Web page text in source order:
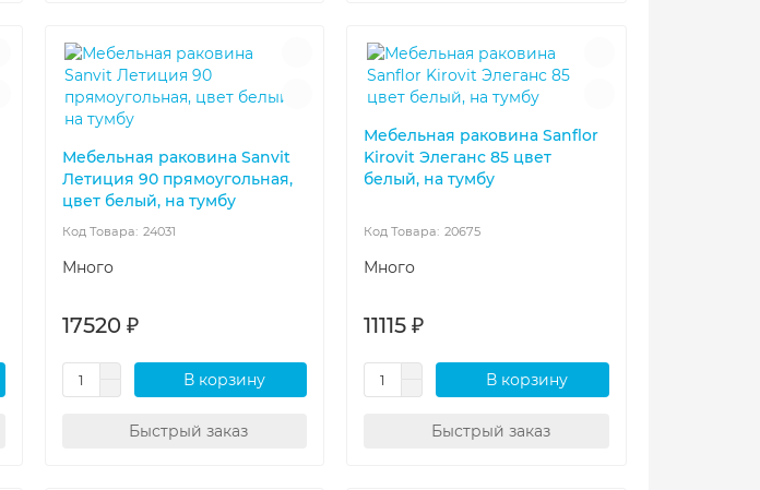
Мебельная раковина Sanvit
Летиция 90 прямоугольная,
цвет белый, на тумбу
24031
Много
17520 ₽
В корзину
Быстрый заказ
Мебельная раковина Sanflor
Kirovit Элеганс 85 цвет
белый, на тумбу
20675
Много
11115 ₽
В корзину
Быстрый заказ